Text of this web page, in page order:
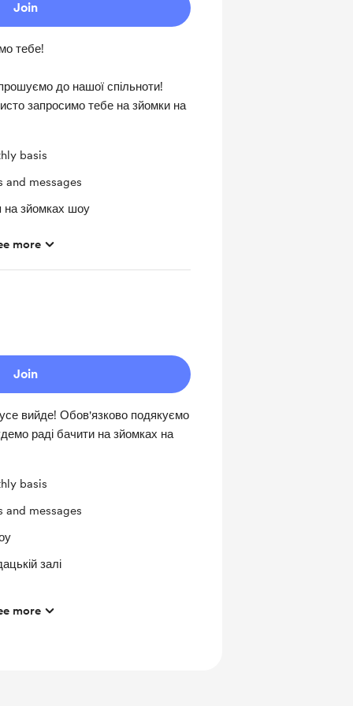
Join
тебе!
до нашої спільноти!
запросимо тебе на зйомки на
basis
and messages
на зйомках шоу
more
Join
вийде! Обов'язково подякуємо
раді бачити на зйомках на
basis
and messages
залі
more